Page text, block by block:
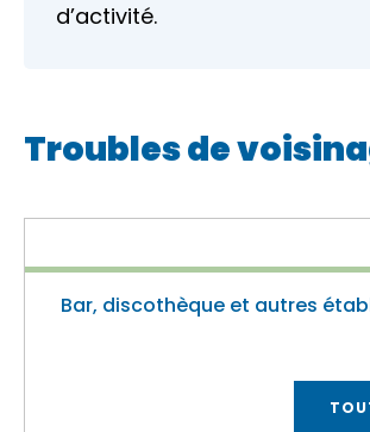
d’activité.
Troubles de
Bar, discothèque et autres